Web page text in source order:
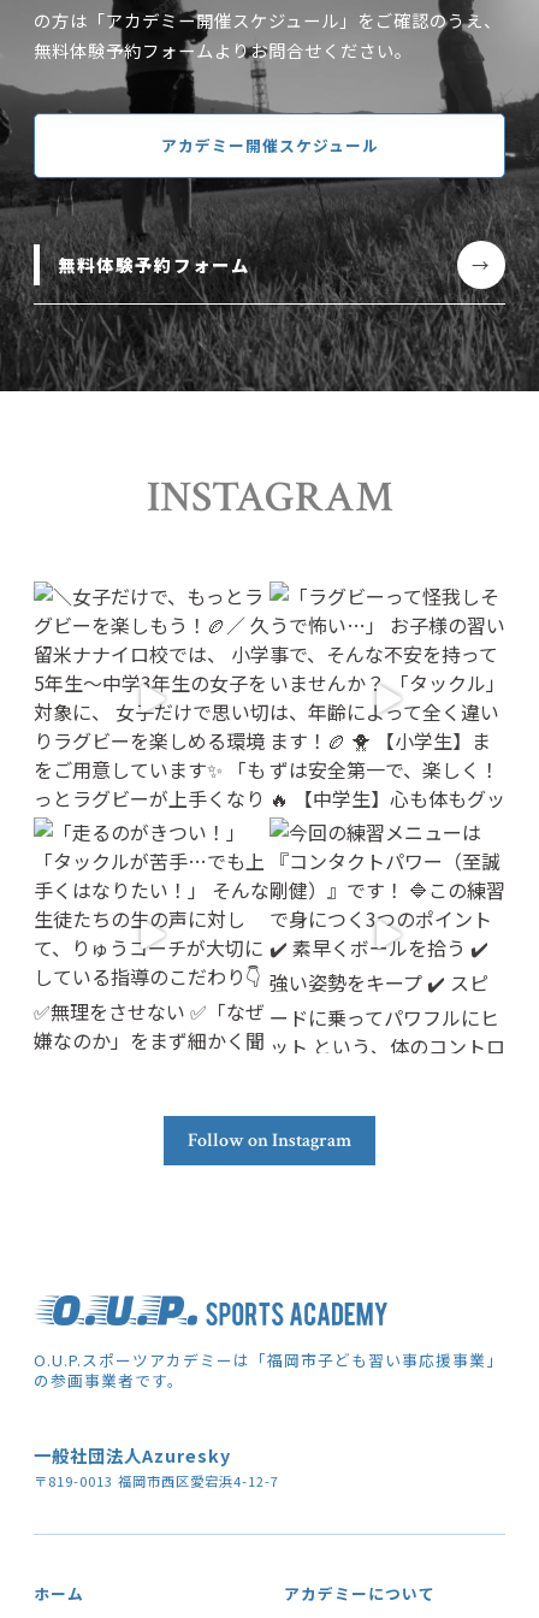
の方は「アカデミー開催スケジュール」をご確認のうえ、
無料体験予約フォームよりお問合せください。
アカデミー開催スケジュール
無料体験予約フォーム
INSTAGRAM
Follow on Instagram
O.U.P.スポーツアカデミーは「福岡市子ども習い事応援事業」
の参画事業者です。
一般社団法人Azuresky
〒819-0013 福岡市西区愛宕浜4-12-7
ホーム
アカデミーについて